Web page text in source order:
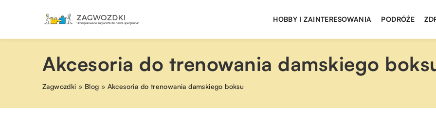
HOBBY I ZAINTERESOWANIA PODRÓŻE
Akcesoria do trenowania damskiego
Zagwozdki » Blog » Akcesoria do trenowania damskiego boksu